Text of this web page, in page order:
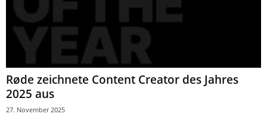
Røde zeichnete Content Creator des Jahres
2025 aus
27. November 2025